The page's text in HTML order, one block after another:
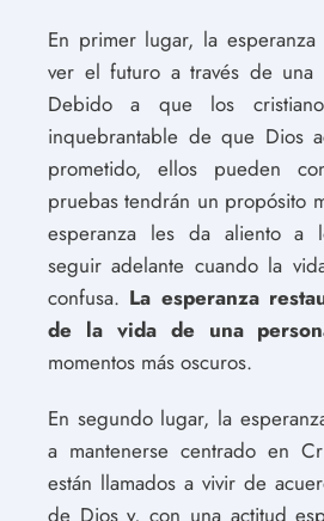
En primer lugar, la
ver el futuro a través de una
Debido a que los
inquebrantable de que Dios
prometido, ellos pueden
pruebas tendrán un propósito
esperanza les da aliento a
seguir adelante cuando la
confusa. La esperanza
de la vida de una
momentos más oscuros.
En segundo lugar, la
a mantenerse centrado en
están llamados a vivir de
de Dios y, con una actitud